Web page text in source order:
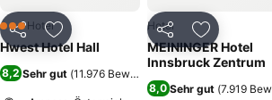
Teilen Zu Favoriten hinzufügen
3 SterneHotel
Hwest Hotel Hall
8,2 Sehr gut (11.976 Bewertungen
Teilen Zu
Hotel
MEININGER Hotel
Innsbruck Zentrum
8,0Sehr gut (7.919